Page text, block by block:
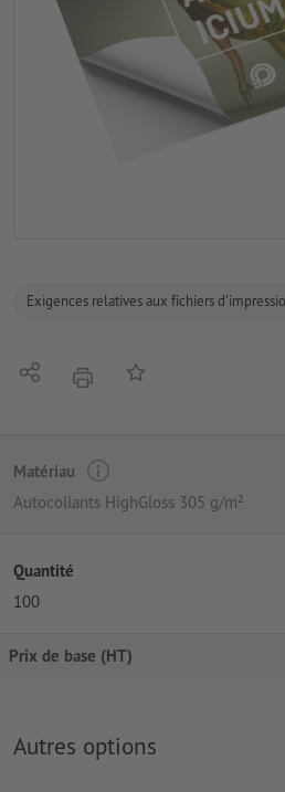
Exigences relatives aux fichiers
PartagerimprimerAjouter à liste d'article
Matériau
Autocollants HighGloss 305 g/m²
Quantité
100
Prix de base (HT)
Autres options